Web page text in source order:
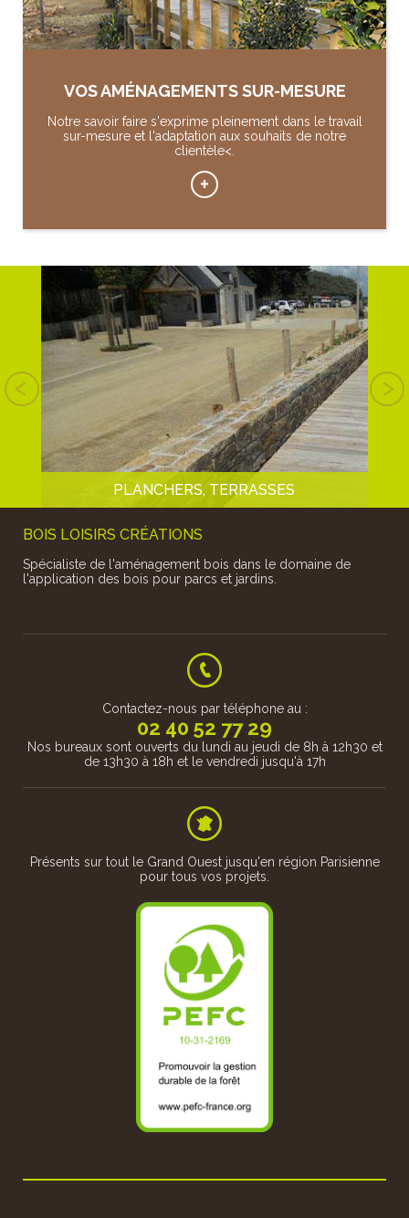
VOS AMÉNAGEMENTS SUR-MESURE
Notre savoir faire s'exprime pleinement dans le travail
sur-mesure et l'adaptation aux souhaits de notre
clientèle<.
PLANCHERS, TERRASSES
En pin traité classe 4 ou en feuillu de pays (chêne, robinier ou
BOIS LOISIRS CRÉATIONS
Spécialiste de l'aménagement bois dans le domaine de
l'application des bois pour parcs et jardins.
Contactez-nous par téléphone au :
02 40 52 77 29
Nos bureaux sont ouverts du lundi au jeudi de 8h à 12h30 et
de 13h30 à 18h et le vendredi jusqu'à 17h
Présents sur tout le Grand Ouest jusqu'en région Parisienne
pour tous vos projets.